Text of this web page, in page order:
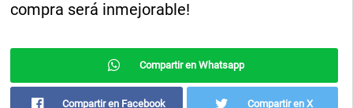
compra será inmejorable!
Compartir en Whatsapp
Compartir en Facebook Compartir en X